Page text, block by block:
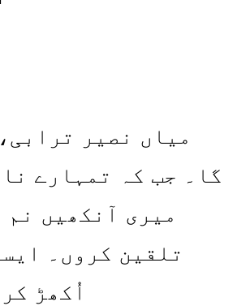
میاں نصیر
گا۔ جب کہ تمہارے
میری آنکھیں
تلقین کروں۔
اُکھڑ